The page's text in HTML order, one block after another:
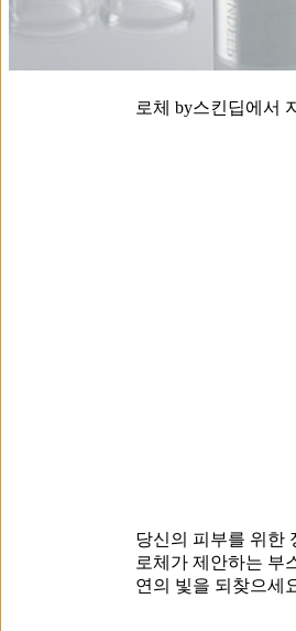
로체 by스킨딥에서
당신의 피부를 위한
로체가 제안하는 부
연의 빛을 되찾으세